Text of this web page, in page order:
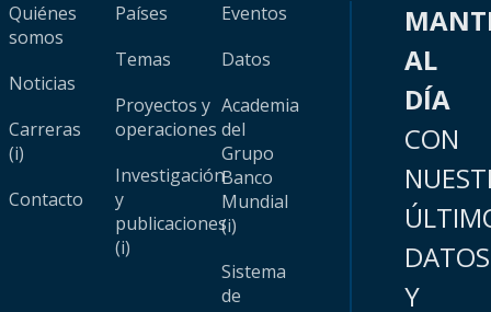
Quiénes
somos
Noticias
Carreras
(i)
Contacto
Países
Temas
Proyectos y
operaciones
Investigación
y
publicaciones
(i)
Eventos
Datos
Academia
del
Grupo
Banco
Mundial
(i)
Sistema
de
AL
DÍA
CON
DATOS
Y